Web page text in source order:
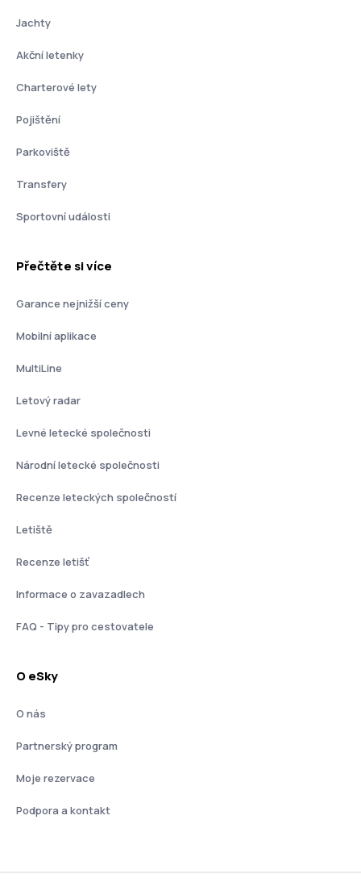
Jachty
Akční letenky
Charterové lety
Pojištění
Parkoviště
Transfery
Sportovní události
Přečtěte si více
Garance nejnižší ceny
Mobilní aplikace
MultiLine
Letový radar
Levné letecké společnosti
Národní letecké společnosti
Recenze leteckých společností
Letiště
Recenze letišť
Informace o zavazadlech
FAQ - Tipy pro cestovatele
O eSky
O nás
Partnerský program
Moje rezervace
Podpora a kontakt